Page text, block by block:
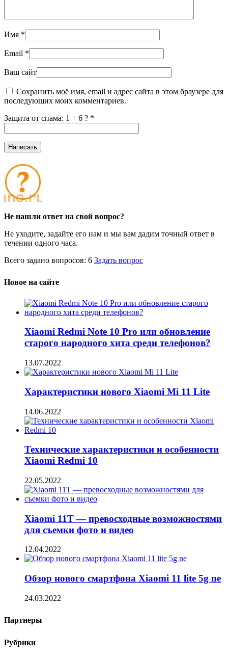
Имя *
Email *
Ваш сайт
Сохранить моё имя, email и адрес сайта в этом браузере для
последующих моих комментариев.
Защита от спама: 1 + 6 ? *
Не нашли ответ на свой вопрос?
Не уходите, задайте его нам и мы вам дадим точный ответ в
течении одного часа.
Всего задано вопросов: 6 Задать вопрос
Новое на сайте
Xiaomi Redmi Note 10 Pro или обновление
старого народного хита среди телефонов?
13.07.2022
Характеристики нового Xiaomi Mi 11 Lite
14.06.2022
Технические характеристики и особенности
Xiaomi Redmi 10
22.05.2022
Xiaomi 11T — превосходные возможностями
для съемки фото и видео
12.04.2022
Обзор нового смартфона Xiaomi 11 lite 5g ne
24.03.2022
Партнеры
Рубрики